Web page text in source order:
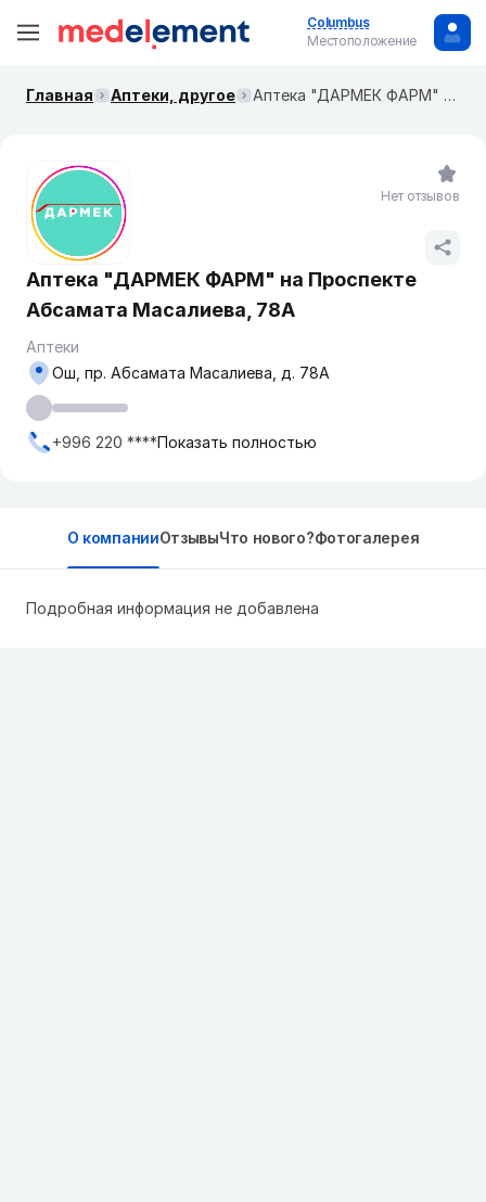
Columbus
Местоположение
Главная Аптеки, другое Аптека "ДАРМЕК ФАРМ" на ​Проспекте Абсамата Масалиева, 78А
Аптека "ДАРМЕК ФАРМ" на ​Проспекте
Абсамата Масалиева, 78А
Аптеки
Ош, пр. Абсамата Масалиева, д. 78А
+996 220 ****Показать полностью
Нет отзывов
О компанииОтзывыЧто нового?Фотогалерея
Подробная информация не добавлена